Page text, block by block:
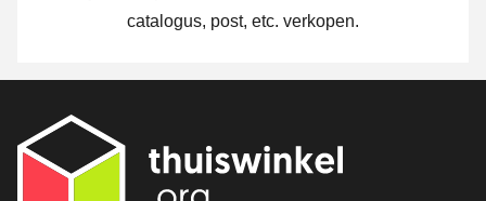
catalogus, post, etc. verkopen.